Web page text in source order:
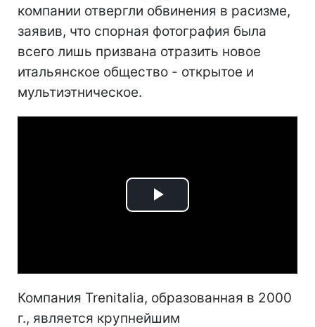
компании отвергли обвинения в расизме,
заявив, что спорная фотография была
всего лишь призвана отразить новое
итальянское общество - открытое и
мультиэтническое.
Play
Компания Trenitalia, образованная в 2000
г., является крупнейшим